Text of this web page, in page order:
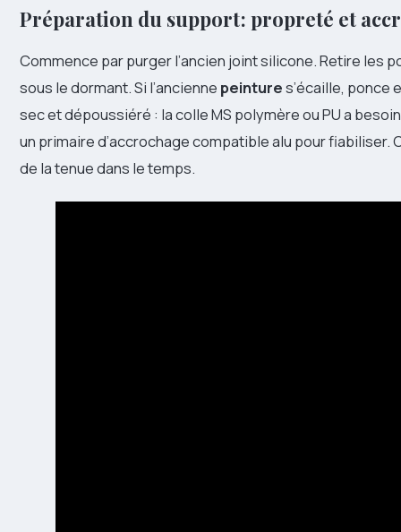
Préparation du support : propreté et
Commence par purger l’ancien joint silicone. Retire les
sous le dormant. Si l’ancienne peintures’écaille, ponce
sec et dépoussiéré : la colle MS polymère ou PU a
un primaire d’accrochage compatible alu pour fiabiliser.
de la tenue dans le temps.